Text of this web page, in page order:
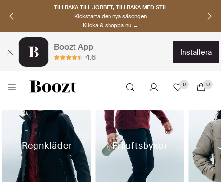
UPPTÄCK SKANDINAVISKA MÄRKEN
Hitta dina nya favoriter nu
Klicka & shoppa →
Boozt App
4.6
installera
0 0
Regnkläder Friluftsbyxor